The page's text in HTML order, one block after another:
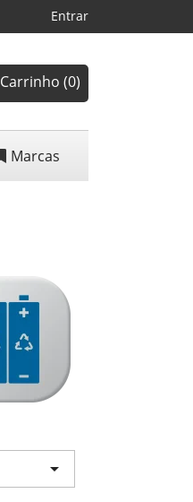
Entrar
Carrinho (0)
Marcas
